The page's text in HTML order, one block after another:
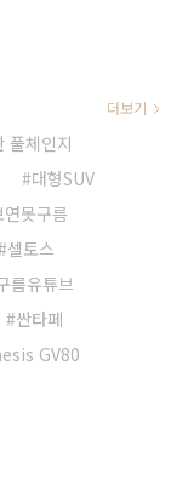
풀체인지
대형SUV
못구름
셀토스
름유튜브
싼타페
GV80
더보기